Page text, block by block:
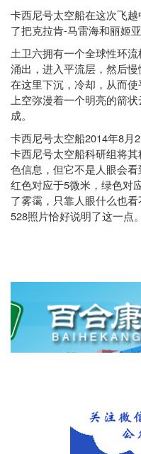
卡西尼号太空船在这次飞
了把克拉肯-马雷海和丽姬亚
土卫六拥有一个全球性环
涌出，进入平流层，然后
在这里下沉，冷却，从而
上空弥漫着一个明亮的箭
成。
卡西尼号太空船2014年8月
卡西尼号太空船科研组将其
色信息，但它不是人眼会
红色对应于5微米，绿色对
了雾霭，只靠人眼什么也
528照片恰好说明了这一点。